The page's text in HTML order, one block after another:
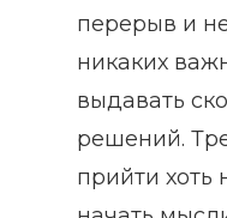
перерыв и
никаких
выдавать
решений.
прийти хоть